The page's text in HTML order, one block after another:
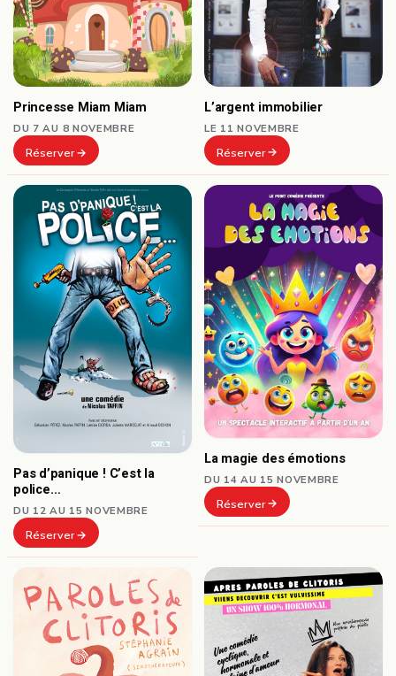
Princesse Miam Miam
DU 7 AU 8 NOVEMBRE
Réserver
L’argent immobilier
LE 11 NOVEMBRE
Réserver
Pas d’panique ! C’est la
police…
DU 12 AU 15 NOVEMBRE
Réserver
La magie des émotions
DU 14 AU 15 NOVEMBRE
Réserver